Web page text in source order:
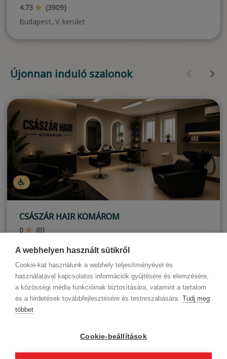
A webhelyen használt sütikről
Cookie-kat használunk a webhely teljesítményével és
használatával kapcsolatos információk gyűjtésére és elemzésére,
a közösségi média funkcióinak biztosítására, valamint a tartalom
és a hirdetések továbbfejlesztésére és testreszabására. Tudj meg
többet
Cookie-beállítások
4.73
(3909)
Budapest, V. kerület
Újonnan induló szalonok
CSÁSZÁR HAIR KOMÁROM
0
(0)